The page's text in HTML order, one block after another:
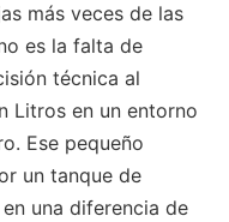
más veces de las
es la falta de
técnica al
Litros en un entorno
Ese pequeño
un tanque de
una diferencia de